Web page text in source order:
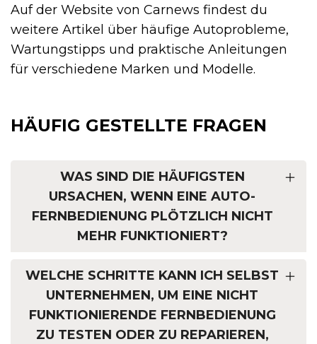
Auf der Website von Carnews findest du
weitere Artikel über häufige Autoprobleme,
Wartungstipps und praktische Anleitungen
für verschiedene Marken und Modelle.
HÄUFIG GESTELLTE FRAGEN
WAS SIND DIE HÄUFIGSTEN
URSACHEN, WENN EINE AUTO-
FERNBEDIENUNG PLÖTZLICH NICHT
MEHR FUNKTIONIERT?
WELCHE SCHRITTE KANN ICH SELBST
UNTERNEHMEN, UM EINE NICHT
FUNKTIONIERENDE FERNBEDIENUNG
ZU TESTEN ODER ZU REPARIEREN,